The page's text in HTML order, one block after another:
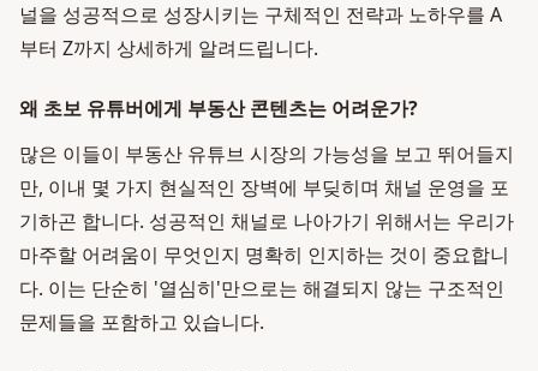
널을 성공적으로 성장시키는 구체적인 전략과 노하우를 A
부터 Z까지 상세하게 알려드립니다.
왜 초보 유튜버에게 부동산 콘텐츠는 어려운가?
많은 이들이 부동산 유튜브 시장의 가능성을 보고 뛰어들지
만, 이내 몇 가지 현실적인 장벽에 부딪히며 채널 운영을 포
기하곤 합니다. 성공적인 채널로 나아가기 위해서는 우리가
마주할 어려움이 무엇인지 명확히 인지하는 것이 중요합니
다. 이는 단순히 '열심히'만으로는 해결되지 않는 구조적인
문제들을 포함하고 있습니다.